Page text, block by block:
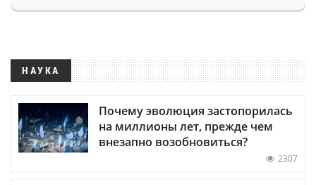
НАУКА
Почему эволюция застопорилась
на миллионы лет, прежде чем
внезапно возобновиться?
2307